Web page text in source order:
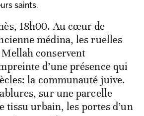
saints.
18h00. Au cœur de
médina, les ruelles
conservent
d’une présence qui
la communauté juive.
sur une parcelle
tissu urbain, les portes d’un